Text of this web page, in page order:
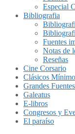
Especial
Bibliografia
Fuentes
Notas de
Reseñas
Cine Corsario
Clásicos
Grandes Fuentes
Galeatus
E-libros
Congresos y
El paraíso